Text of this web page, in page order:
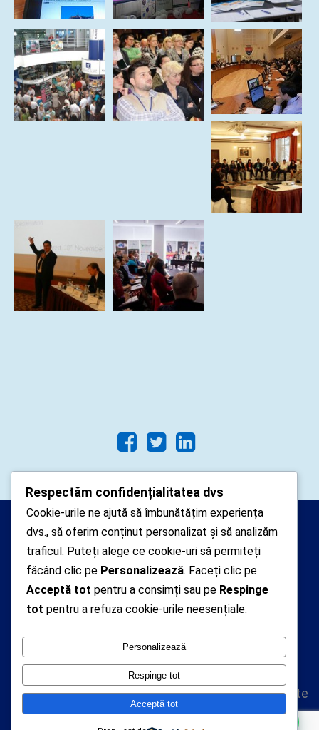
Arhipelago Interactive © 2010-
2024. Toate drepturile rezervate.
Datele cu caracter personal
colectate pe acest site sunt administrate de un
operator
Nationala de Supraveghere a Prelucrarii Datelor cu
Politica de confidentialitate
Politica cookie-uri
Respectăm confidențialitatea dvs
Cookie-urile ne ajută să îmbunătățim experiența
dvs., să oferim conținut personalizat și să analizăm
traficul. Puteți alege ce cookie-uri să permiteți
făcând clic pe Personalizează. Faceți clic pe
Acceptă tot pentru a consimți sau pe Respinge
tot pentru a refuza cookie-urile neesențiale.
Personalizează
Respinge tot
Acceptă tot